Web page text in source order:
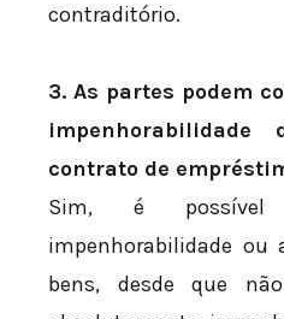
contraditório.
3. As partes podem
contrato de
Sim, é possível
impenhorabilidade ou
bens, desde que